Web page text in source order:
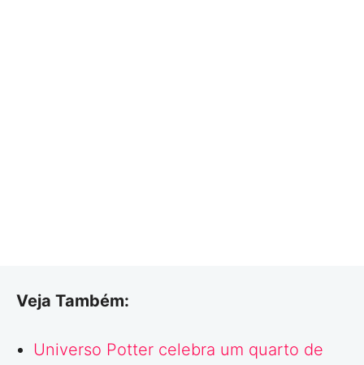
Veja Também:
Universo Potter celebra um quarto de